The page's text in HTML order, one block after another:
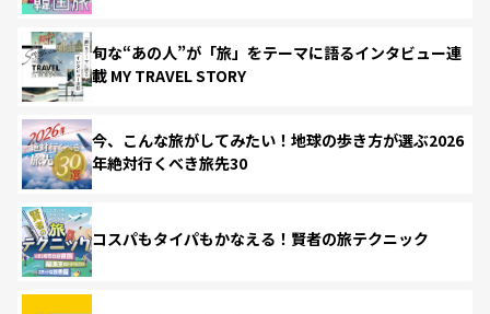
旬な“あの人”が「旅」をテーマに語るインタビュー連
載 MY TRAVEL STORY
今、こんな旅がしてみたい！地球の歩き方が選ぶ2026
年絶対行くべき旅先30
コスパもタイパもかなえる！賢者の旅テクニック